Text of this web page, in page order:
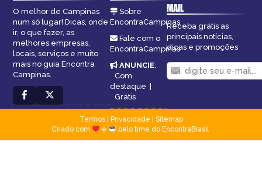
O melhor de Campinas
num só lugar! Dicas, onde
ir, o que fazer, as
melhores empresas,
locais, serviços e muito
mais no guia Encontra
Campinas.
Sobre
EncontraCampinas
Fale com o
EncontraCampinas
ANUNCIE:
Com
destaque |
Grátis
MAIL
Receba grátis as
principais notícias,
dicas e promoções
Termos| Privacidade
Sitemap
Criado com
e pelo time do EncontraBrasil